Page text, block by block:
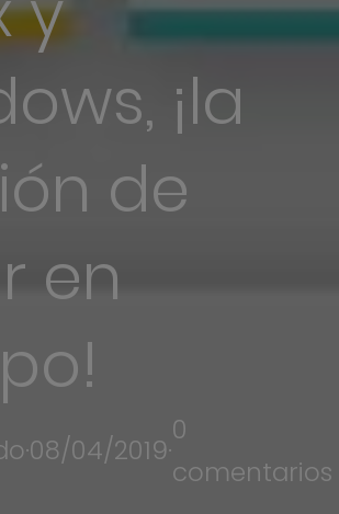
¡la
de
en
·08/04/2019·
0
comentarios